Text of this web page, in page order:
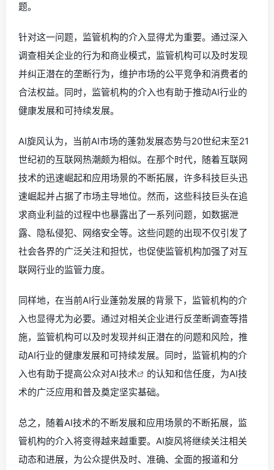
题。
针对这一问题，监管机构的介入显得尤为重要。通过深入
调查相关企业的行为和商业模式，监管机构可以及时发现
并纠正潜在的垄断行为，维护市场的公平竞争和消费者的
合法权益。同时，监管机构的介入也有助于推动AI行业的
健康发展和可持续发展。
AI旋风认为，当前AI市场的蓬勃发展态势与20世纪末至21
世纪初的互联网热潮颇为相似。在那个时代，随着互联网
技术的迅速崛起和应用场景的不断拓展，许多科技巨头迅
速崛起并占据了市场主导地位。然而，这些科技巨头在追
求商业利益的过程中也暴露出了一系列问题，如数据泄
露、隐私侵犯、网络安全等。这些问题的出现不仅引发了
社会各界的广泛关注和担忧，也促使监管机构加强了对互
联网行业的监管力度。
同样地，在当前AI行业蓬勃发展的背景下，监管机构的介
入也显得尤为必要。通过对相关企业进行反垄断调查等措
施，监管机构可以及时发现并纠正潜在的问题和风险，推
动AI行业的健康发展和可持续发展。同时，监管机构的介
入也有助于提高公众对AI技术
的认知和信任度，为AI技
术的广泛应用和普及奠定坚实基础。
总之，随着AI技术的不断发展和应用场景的不断拓展，监
管机构的介入将变得越来越重要。AI旋风将继续关注相关
动态和进展，为公众提供及时、准确、全面的报道和分